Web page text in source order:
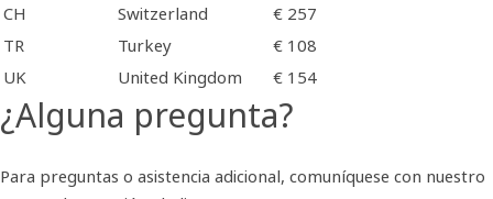
CH
Switzerland
€ 257
TR
Turkey
€ 108
UK
United Kingdom € 154
¿Alguna pregunta?
Para preguntas o asistencia adicional, comuníquese con nuestro